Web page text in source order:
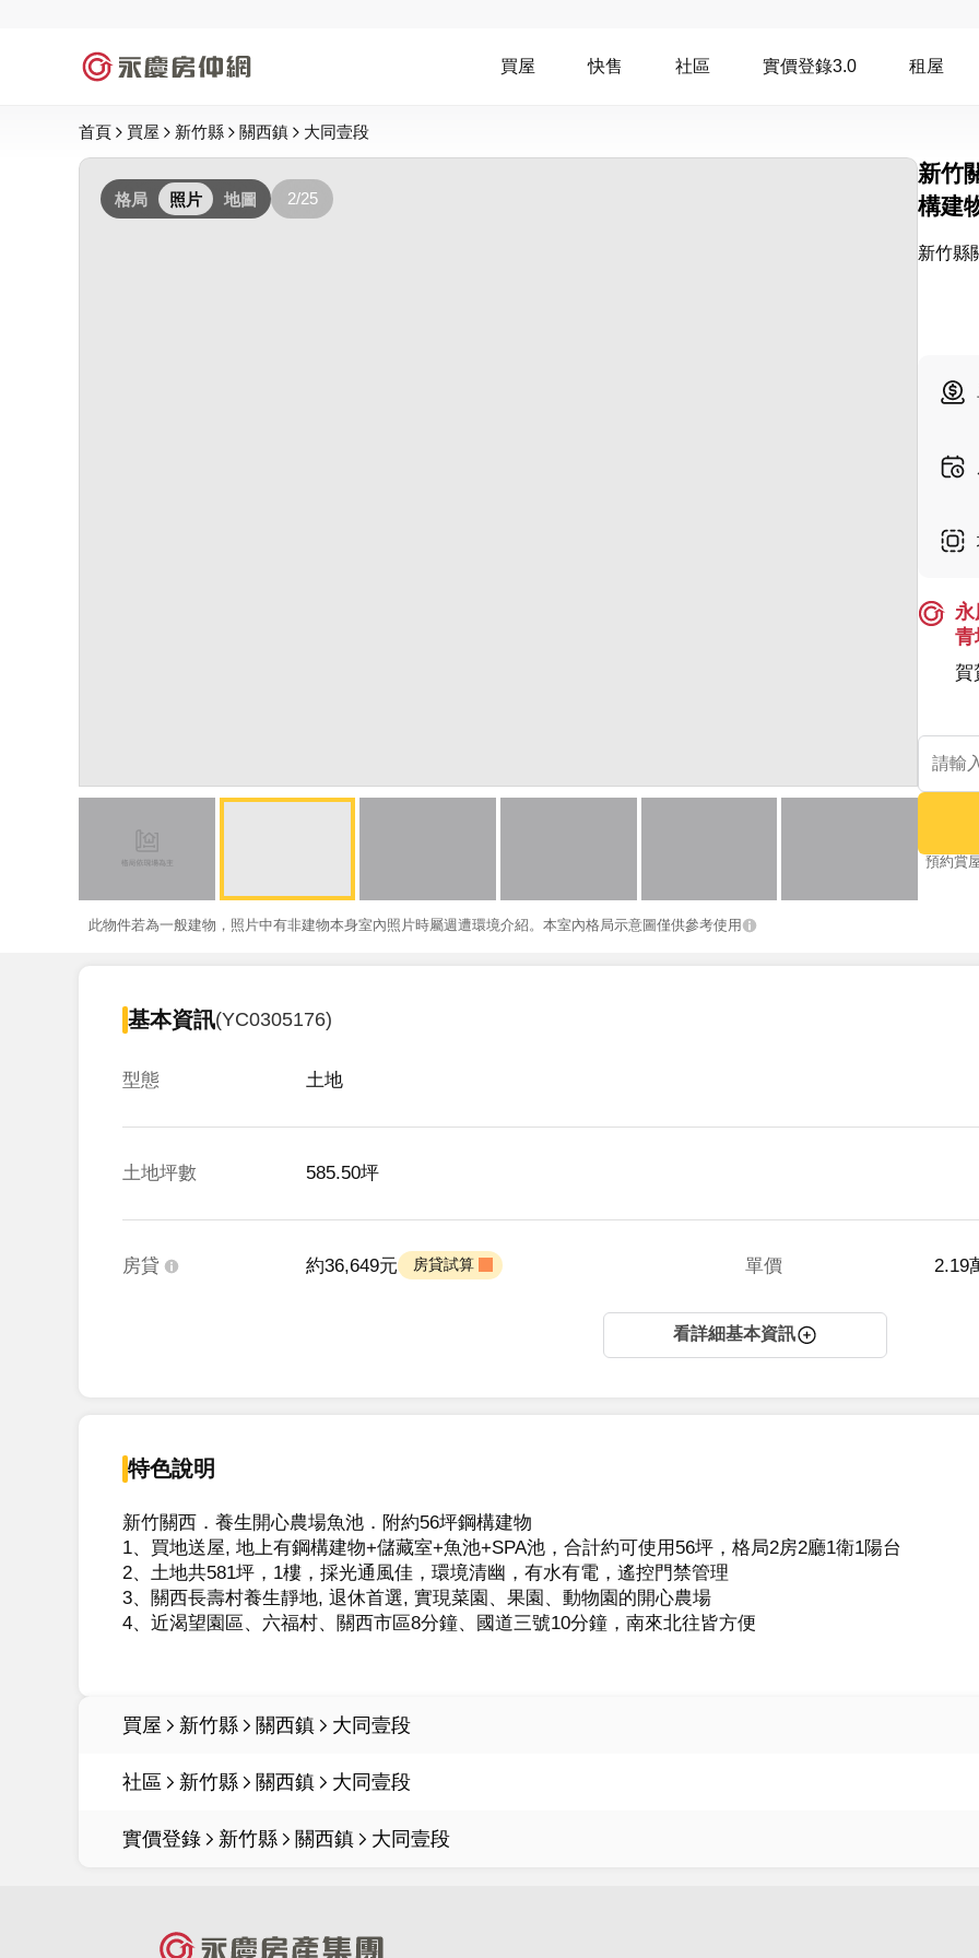
買屋 快售 社區 實價登錄3.0 租屋
首頁 買屋 新竹縣 關西鎮 大同壹段
格局 照片 地圖 2/25
此物件若為一般建物，照片中有非建物本身室內照片時屬週遭環境介紹。本室內格局示意圖僅供參考使用
新竹
構建
新竹縣
永
青
賀
預約賞
基本資訊(YC0305176)
型態 土地
土地坪數 585.50坪
房貸 約36,649元 房貸試算 單價 2.19
看詳細基本資訊
特色說明
新竹關西．養生開心農場魚池．附約56坪鋼構建物
1、買地送屋, 地上有鋼構建物+儲藏室+魚池+SPA池，合計約可使用56坪，格局2房2廳1衛1陽台
2、土地共581坪，1樓，採光通風佳，環境清幽，有水有電，遙控門禁管理
3、關西長壽村養生靜地, 退休首選, 實現菜園、果園、動物園的開心農場
4、近渴望園區、六福村、關西市區8分鐘、國道三號10分鐘，南來北往皆方便
買屋 新竹縣 關西鎮 大同壹段
社區 新竹縣 關西鎮 大同壹段
實價登錄 新竹縣 關西鎮 大同壹段